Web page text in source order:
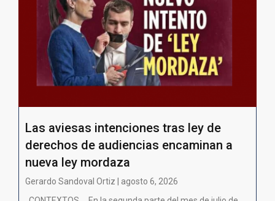
Las aviesas intenciones tras ley de
derechos de audiencias encaminan a
nueva ley mordaza
Gerardo Sandoval Ortiz | agosto 6, 2026